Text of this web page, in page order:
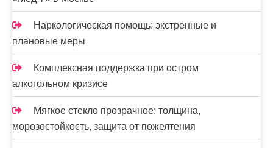
Наркологическая помощь: экстренные и
плановые меры
Комплексная поддержка при остром
алкогольном кризисе
Мягкое стекло прозрачное: толщина,
морозостойкость, защита от пожелтения